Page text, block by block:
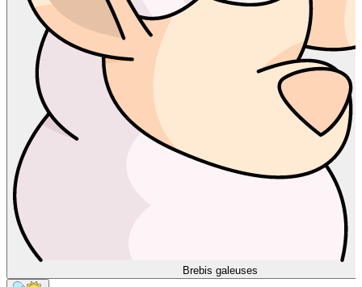
Brebis galeuses